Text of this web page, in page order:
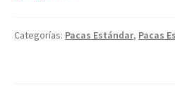
Categorías: Pacas Estándar, Pacas